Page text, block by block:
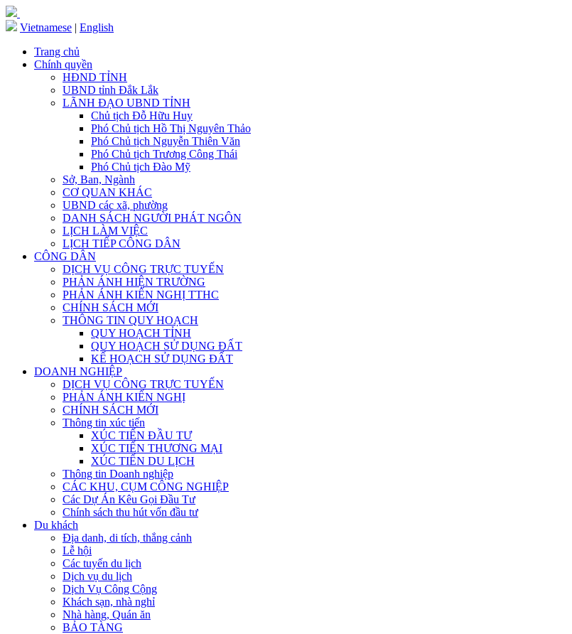
Vietnamese | English
Trang chủ
Chính quyền
HĐND TỈNH
UBND tỉnh Đắk Lắk
LÃNH ĐẠO UBND TỈNH
Chủ tịch Đỗ Hữu Huy
Phó Chủ tịch Hồ Thị Nguyên Thảo
Phó Chủ tịch Nguyễn Thiên Văn
Phó Chủ tịch Trương Công Thái
Phó Chủ tịch Đào Mỹ
Sở, Ban, Ngành
CƠ QUAN KHÁC
UBND các xã, phường
DANH SÁCH NGƯỜI PHÁT NGÔN
LỊCH LÀM VIỆC
LỊCH TIẾP CÔNG DÂN
CÔNG DÂN
DỊCH VỤ CÔNG TRỰC TUYẾN
PHẢN ÁNH HIỆN TRƯỜNG
PHẢN ÁNH KIẾN NGHỊ TTHC
CHÍNH SÁCH MỚI
THÔNG TIN QUY HOẠCH
QUY HOẠCH TỈNH
QUY HOẠCH SỬ DỤNG ĐẤT
KẾ HOẠCH SỬ DỤNG ĐẤT
DOANH NGHIỆP
DỊCH VỤ CÔNG TRỰC TUYẾN
PHẢN ÁNH KIẾN NGHỊ
CHÍNH SÁCH MỚI
Thông tin xúc tiến
XÚC TIẾN ĐẦU TƯ
XÚC TIẾN THƯƠNG MẠI
XÚC TIẾN DU LỊCH
Thông tin Doanh nghiệp
CÁC KHU, CỤM CÔNG NGHIỆP
Các Dự Án Kêu Gọi Đầu Tư
Chính sách thu hút vốn đầu tư
Du khách
Địa danh, di tích, thắng cảnh
Lễ hội
Các tuyến du lịch
Dịch vụ du lịch
Dịch Vụ Công Cộng
Khách sạn, nhà nghỉ
Nhà hàng, Quán ăn
BẢO TÀNG